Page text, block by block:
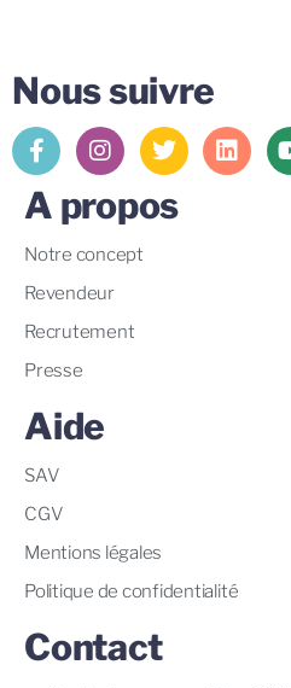
Nous suivre
A propos
Notre concept
Revendeur
Recrutement
Presse
Aide
SAV
CGV
Mentions légales
Politique de confidentialité
Contact